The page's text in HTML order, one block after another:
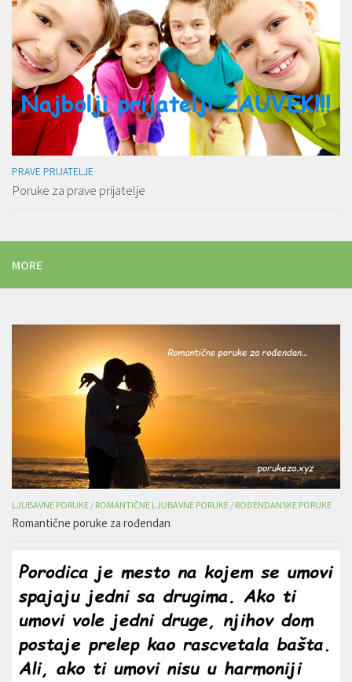
PRAVE PRIJATELJE
Poruke za prave prijatelje
MORE
LJUBAVNE PORUKE / ROMANTIČNE LJUBAVNE PORUKE / ROĐENDANSKE PORUKE
Romantične poruke za rođendan